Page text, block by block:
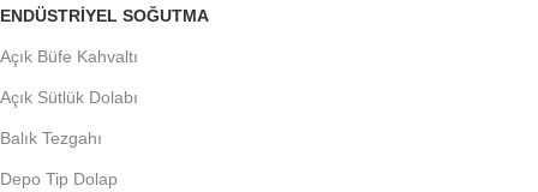
ENDÜSTRIYEL SOĞUTMA
Açık Büfe Kahvaltı
Açık Sütlük Dolabı
Balık Tezgahı
Depo Tip Dolap